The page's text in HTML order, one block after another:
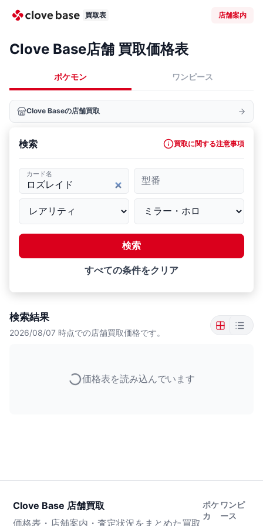
買取表 店舗案内
Clove Base店舗 買取価格表
ポケモン ワンピース
Clove Baseの店舗買取
検索 買取に関する注意事項
カード名
型番
検索
すべての条件をクリア
検索結果
2026/08/07 時点での店舗買取価格です。
価格表を読み込んでいます
Clove Base 店舗買取
価格表・店舗案内・査定状況をまとめた買取
ポケ
カ
ワンピ
ース